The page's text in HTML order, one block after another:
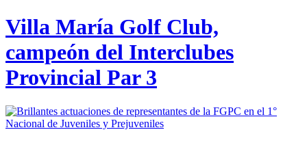
Villa María Golf Club,
campeón del Interclubes
Provincial Par 3